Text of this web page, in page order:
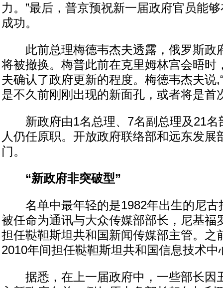
力。”最后，普京预祝新一届政府官员能
成功。
此前总理梅德韦杰夫透露，俄罗斯政
将被撤换。梅普此前在克里姆林宫会晤时
夫确认了政府更新的程度。梅德韦杰夫说
是不久前刚刚出现的新面孔，或者将是首
新政府由1名总理、7名副总理及21名
人仍任原职。开放政府联络部和远东发展
门。
“新政府非突破型”
名单中最年轻的是1982年出生的尼古
被任命为通讯与大众传媒部部长，尼基福
担任鞑靼斯坦共和国新闻传媒部主管。之
2010年间担任鞑靼斯坦共和国信息技术中
据悉，在上一届政府中，一些部长因